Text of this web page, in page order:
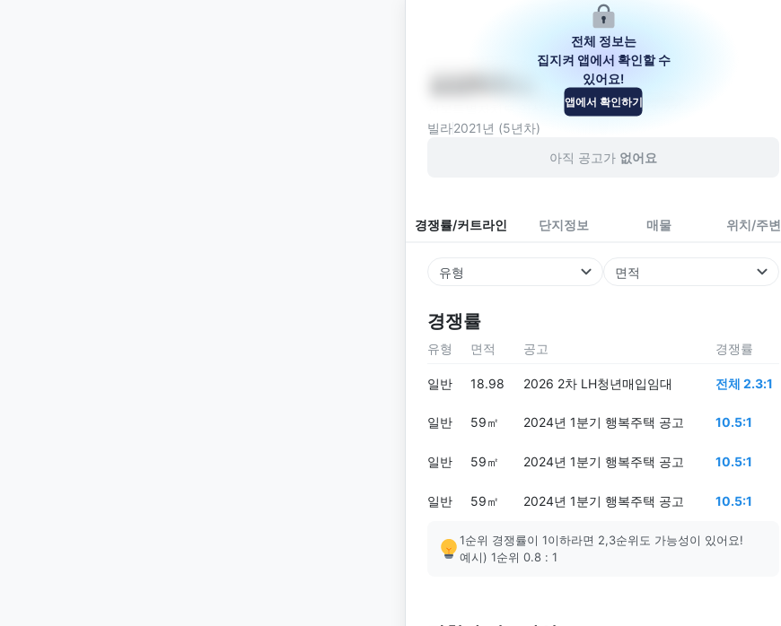
전북특별자치도 익산시 익산대로76길 33-27
빌라2021년 (5년차)
아직 공고가 없어요
경쟁률/커트라인 단지정보 매물 위치/주변
유형 면적
경쟁률
전체 정보는
집지켜 앱에서 확인할 수
있어요!
앱에서 확인하기
유형 면적 공고 경쟁률
일반 18.98 2026 2차 LH청년매입임대 전체 2.3:1
일반 59㎡ 2024년 1분기 행복주택 공고 10.5:1
일반 59㎡ 2024년 1분기 행복주택 공고 10.5:1
일반 59㎡ 2024년 1분기 행복주택 공고 10.5:1
1순위 경쟁률이 1이하라면 2,3순위도 가능성이 있어요!
예시) 1순위 0.8 : 1